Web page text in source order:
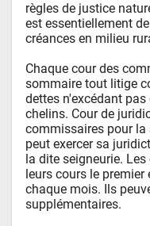
règles de justice
est essentiellement
créances en milieu
Chaque cour des
sommaire tout litige
dettes n'excédant
chelins. Cour de
commissaires pour la
peut exercer sa
la dite seigneurie.
leurs cours le
chaque mois. Ils
supplémentaires.